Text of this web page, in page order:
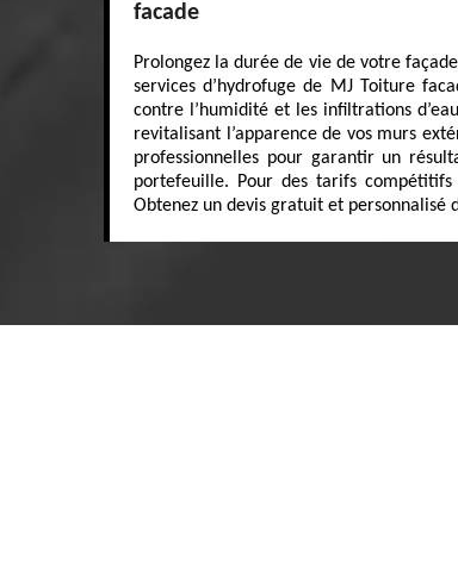
facade
Prolongez la durée de vie de votre
services d’hydrofuge de MJ Toiture
contre l’humidité et les infiltrations
revitalisant l’apparence de vos murs
professionnelles pour garantir un
portefeuille. Pour des tarifs
Obtenez un devis gratuit et personnalisé